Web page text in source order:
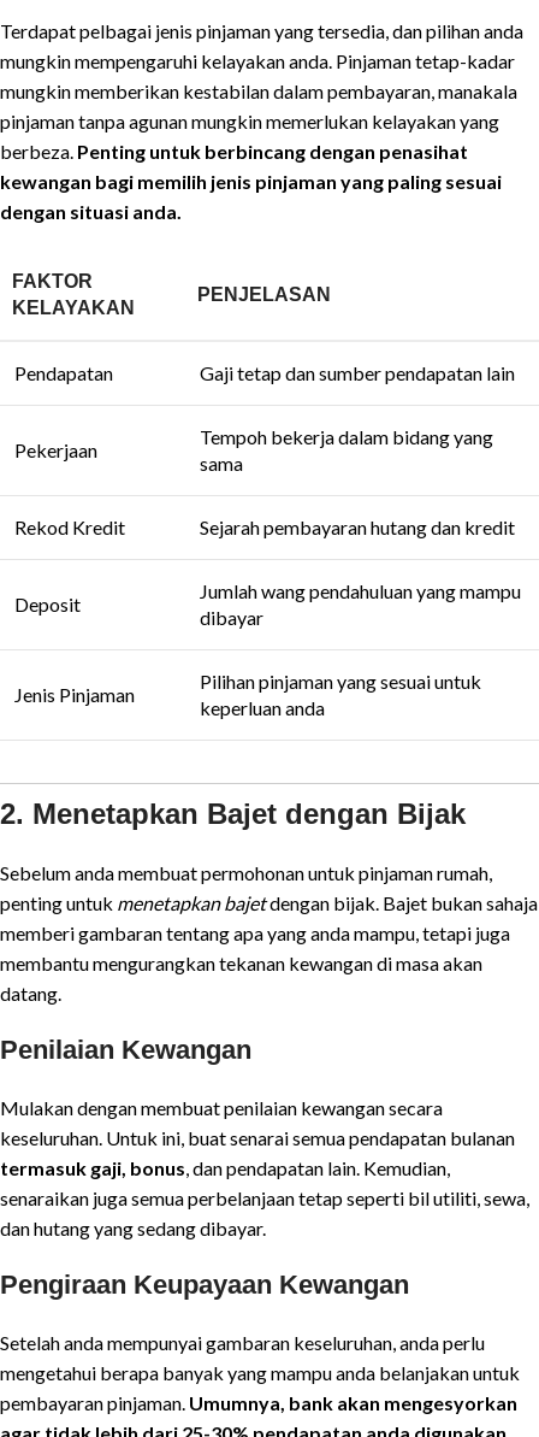
Terdapat pelbagai jenis pinjaman yang tersedia, dan pilihan anda
mungkin mempengaruhi kelayakan anda. Pinjaman tetap-kadar
mungkin memberikan kestabilan dalam pembayaran, manakala
pinjaman tanpa agunan mungkin memerlukan kelayakan yang
berbeza. Penting untuk berbincang dengan penasihat
kewangan bagi memilih jenis pinjaman yang paling sesuai
dengan situasi anda.
FAKTOR
KELAYAKAN
PENJELASAN
Pendapatan Gaji tetap dan sumber pendapatan lain
Pekerjaan
Tempoh bekerja dalam bidang yang
sama
Rekod Kredit Sejarah pembayaran hutang dan kredit
Deposit
Jumlah wang pendahuluan yang mampu
dibayar
Jenis Pinjaman
Pilihan pinjaman yang sesuai untuk
keperluan anda
2. Menetapkan Bajet dengan Bijak
Sebelum anda membuat permohonan untuk pinjaman rumah,
penting untuk menetapkan bajetdengan bijak. Bajet bukan sahaja
memberi gambaran tentang apa yang anda mampu, tetapi juga
membantu mengurangkan tekanan kewangan di masa akan
datang.
Penilaian Kewangan
Mulakan dengan membuat penilaian kewangan secara
keseluruhan. Untuk ini, buat senarai semua pendapatan bulanan
termasuk gaji, bonus , dan pendapatan lain. Kemudian,
senaraikan juga semua perbelanjaan tetap seperti bil utiliti, sewa,
dan hutang yang sedang dibayar.
Pengiraan Keupayaan Kewangan
Setelah anda mempunyai gambaran keseluruhan, anda perlu
mengetahui berapa banyak yang mampu anda belanjakan untuk
pembayaran pinjaman. Umumnya, bank akan mengesyorkan